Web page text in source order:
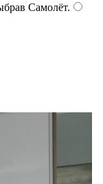
Самолёт.